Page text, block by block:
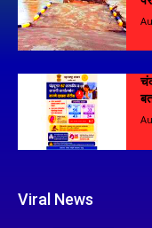
Viral News